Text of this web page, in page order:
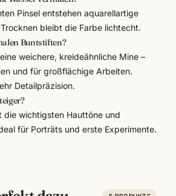
Pinsel entstehen aquarellartige
bleibt die Farbe lichtecht.
Buntstiften?
weichere, kreideähnliche Mine –
und für großflächige Arbeiten.
Detailpräzision.
die wichtigsten Hauttöne und
für Porträts und erste Experimente.